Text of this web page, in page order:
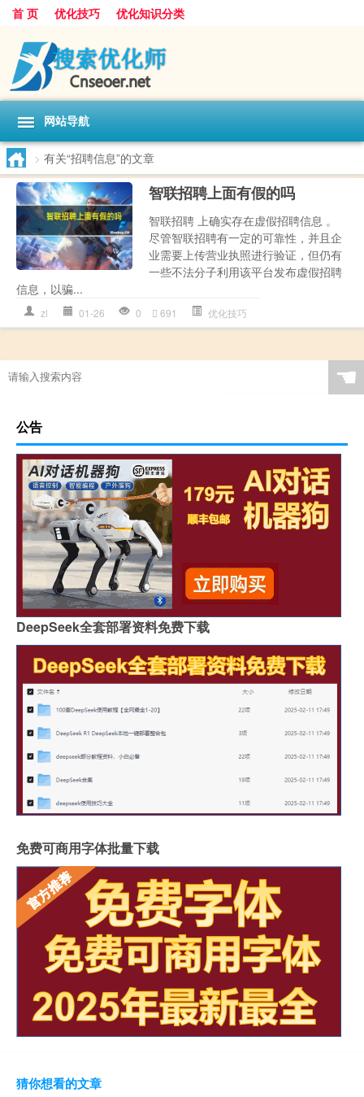
首 页 优化技巧 优化知识分类
网站导航
> 有关“招聘信息”的文章
智联招聘上面有假的吗
智联招聘 上确实存在虚假招聘信息 。
尽管智联招聘有一定的可靠性，并且企
业需要上传营业执照进行验证，但仍有
一些不法分子利用该平台发布虚假招聘
信息，以骗...
zl 01-26 0 691 优化技巧
☚
公告
DeepSeek全套部署资料免费下载
免费可商用字体批量下载
猜你想看的文章